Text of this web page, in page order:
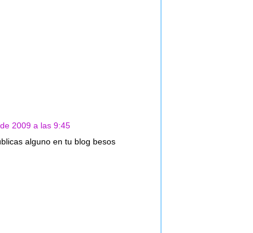
2009 a las 9:45
alguno en tu blog besos